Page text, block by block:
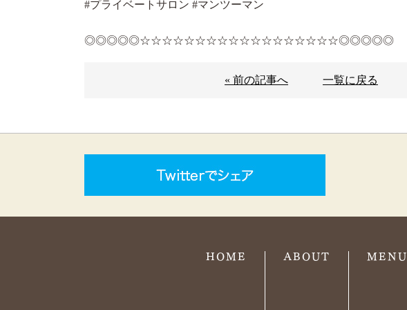
#プライベートサロン #マンツーマン
◎◎◎◎◎☆☆☆☆☆☆☆☆☆☆☆☆☆☆☆☆☆☆◎◎◎◎◎
« 前の記事へ 一覧に戻る
HOME ABOUT MENU